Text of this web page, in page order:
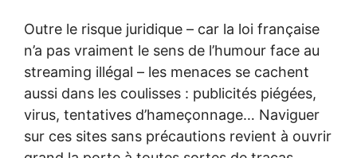
Outre le risque juridique – car la loi française
n’a pas vraiment le sens de l’humour face au
streaming illégal – les menaces se cachent
aussi dans les coulisses : publicités piégées,
virus, tentatives d’hameçonnage… Naviguer
sur ces sites sans précautions revient à ouvrir